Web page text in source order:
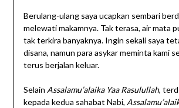
Berulang-ulang saya ucapkan sembari
melewati makamnya. Tak terasa, air mata
tak terkira banyaknya. Ingin sekali saya
disana, namun para asykar meminta kami
terus berjalan keluar.
Selain Assalamu’alaika Yaa Rasulullah,
kepada kedua sahabat Nabi,